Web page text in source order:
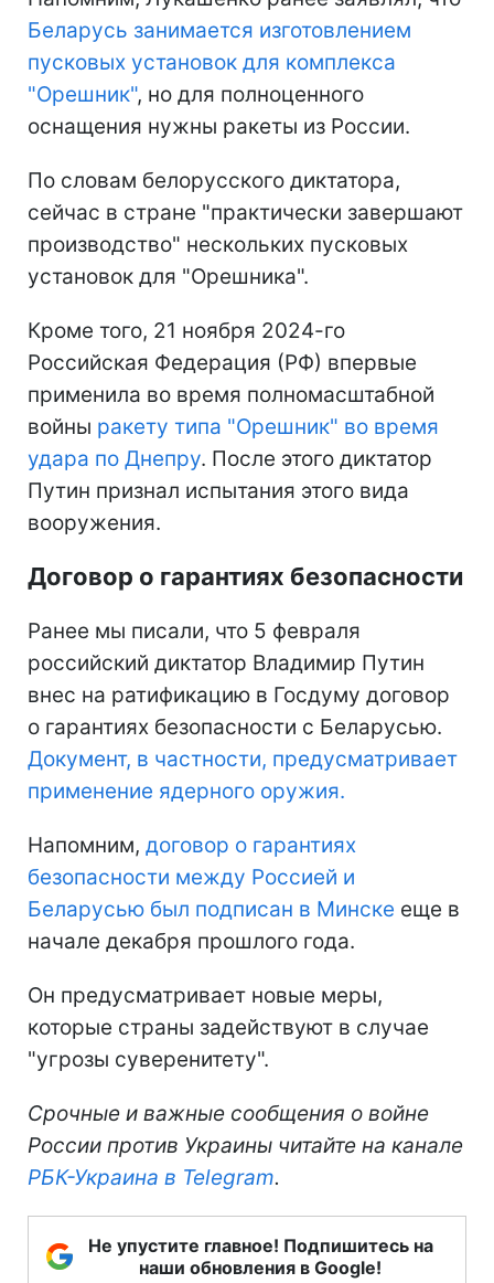
Беларусь занимается изготовлением
пусковых установок для комплекса
"Орешник", но для полноценного
оснащения нужны ракеты из России.
По словам белорусского диктатора,
сейчас в стране "практически завершают
производство" нескольких пусковых
установок для "Орешника".
Кроме того, 21 ноября 2024-го
Российская Федерация (РФ) впервые
применила во время полномасштабной
войны ракету типа "Орешник" во время
удара по Днепру. После этого диктатор
Путин признал испытания этого вида
вооружения.
Договор о гарантиях безопасности
Ранее мы писали, что 5 февраля
российский диктатор Владимир Путин
внес на ратификацию в Госдуму договор
о гарантиях безопасности с Беларусью.
Документ, в частности, предусматривает
применение ядерного оружия.
Напомним, договор о гарантиях
безопасности между Россией и
Беларусью был подписан в Минске еще в
начале декабря прошлого года.
Он предусматривает новые меры,
которые страны задействуют в случае
"угрозы суверенитету".
Срочные и важные сообщения о войне
России против Украины читайте на канале
РБК-Украина в Telegram.
Не упустите главное! Подпишитесь на
наши обновления в Google!